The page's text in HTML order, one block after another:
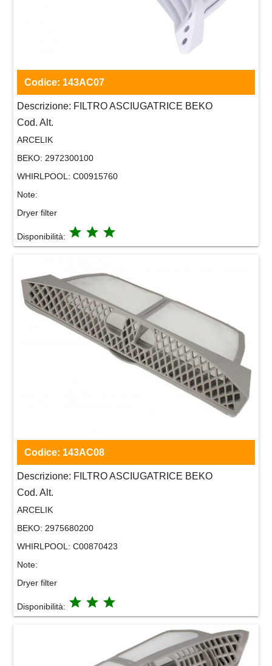
Codice: 143AC07
Descrizione: FILTRO ASCIUGATRICE BEKO
Cod. Alt.
ARCELIK
BEKO: 2972300100
WHIRLPOOL: C00915760
Note:
Dryer filter
Disponibilità: grade grade grade
Codice: 143AC08
Descrizione: FILTRO ASCIUGATRICE BEKO
Cod. Alt.
ARCELIK
BEKO: 2975680200
WHIRLPOOL: C00870423
Note:
Dryer filter
Disponibilità: grade grade grade